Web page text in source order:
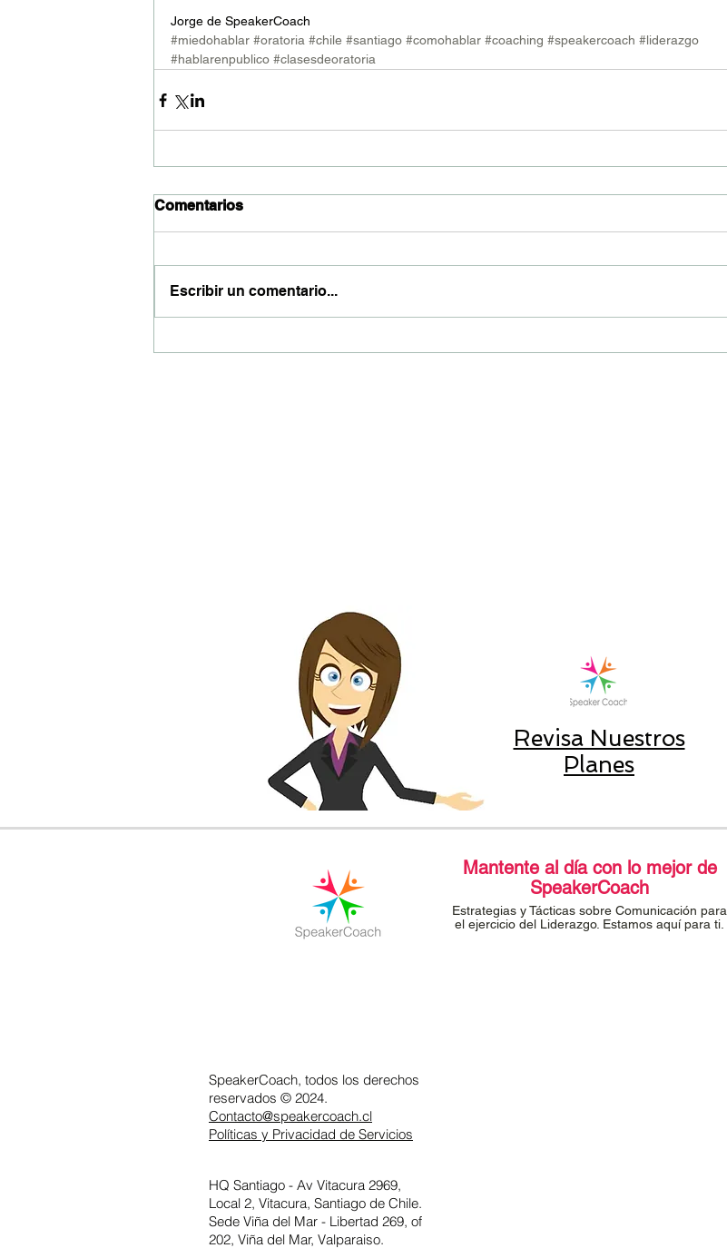
Jorge de SpeakerCoach
#miedohablar #oratoria #chile #santiago #comohablar #coaching #speakercoach #liderazgo
#hablarenpublico #clasesdeoratoria
Comentarios
Escribir un comentario...
Revisa Nuestros
Planes
Mantente al día con lo mejor de
SpeakerCoach
Estrategias y Tácticas sobre Comunicación para
el ejercicio del Liderazgo. Estamos aquí para ti.
SpeakerCoach, todos los derechos
reservados © 2024.
Contacto@speakercoach.cl
Políticas y Privacidad de Servicios
HQ Santiago - Av Vitacura 2969,
Local 2, Vitacura, Santiago de Chile.
Sede Viña del Mar - Libertad 269, of
202, Viña del Mar, Valparaiso.